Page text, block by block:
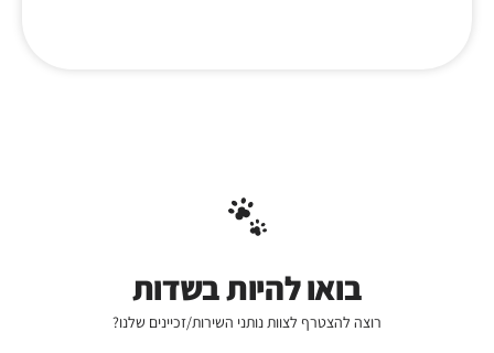
בואו להיות בשדות
רוצה להצטרף לצוות נותני השירות/זכיינים שלנו?